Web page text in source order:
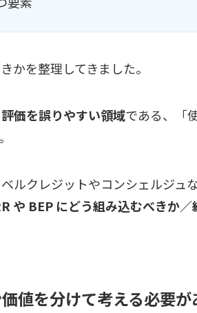
かを整理してきました。
評価を誤りやすい領域である、「
ルクレジットやコンシェルジュ
や BEP にどう組み込むべきか
値を分けて考える必要